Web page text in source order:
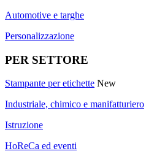
Automotive e targhe
Personalizzazione
PER SETTORE
Stampante per etichette New
Industriale, chimico e manifatturiero
Istruzione
HoReCa ed eventi